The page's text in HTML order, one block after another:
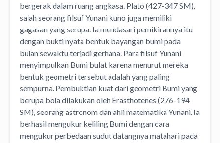
bergerak dalam ruang angkasa. Plato (427-347 SM),
salah seorang filsuf Yunani kuno juga memiliki
gagasan yang serupa. Ia mendasari pemikirannya itu
dengan bukti nyata bentuk bayangan bumi pada
bulan sewaktu terjadi gerhana. Para filsuf Yunani
menyimpulkan Bumi bulat karena menurut mereka
bentuk geometri tersebut adalah yang paling
sempurna. Pembuktian kuat dari geometri Bumi yang
berupa bola dilakukan oleh Erasthotenes (276-194
SM), seorang astronom dan ahli matematika Yunani. Ia
berhasil mengukur keliling Bumi dengan cara
mengukur perbedaan sudut datangnya matahari pada